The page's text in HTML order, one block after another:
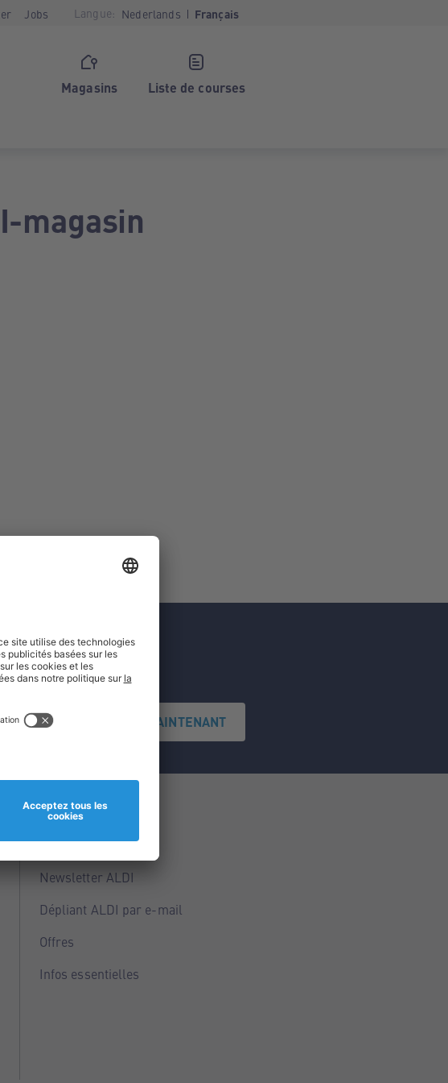
Jobs Langue: Nederlands Français
Magasins Liste de courses
magasin
S'INSCRIRE MAINTENANT
Service
Points ALDI
Newsletter ALDI
Dépliant ALDI par e-mail
Offres
Infos essentielles